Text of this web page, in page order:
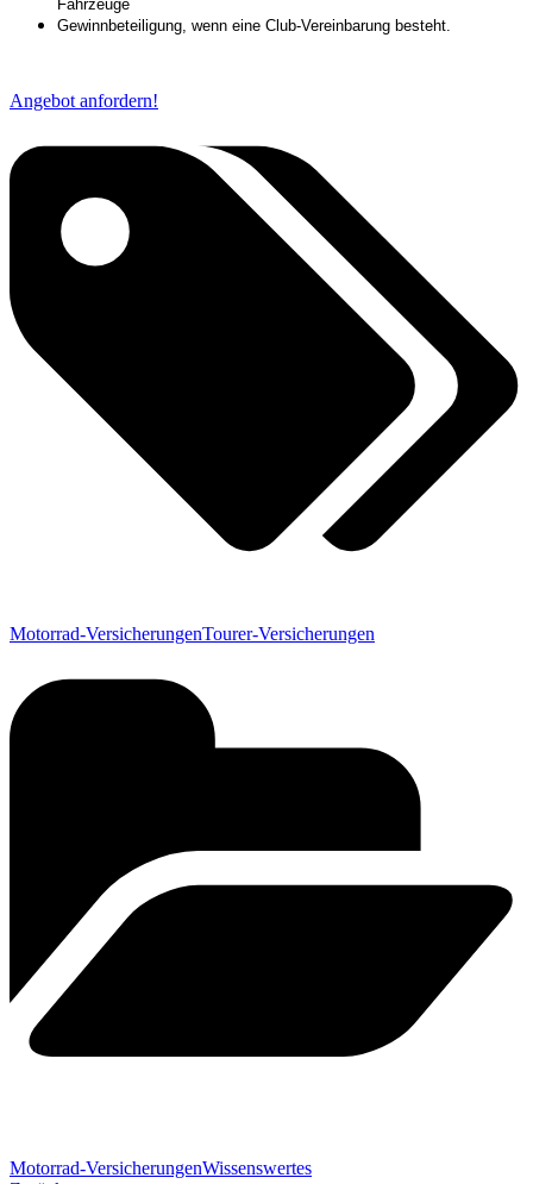
Fahrzeuge
Gewinnbeteiligung, wenn eine Club-Vereinbarung besteht.
Angebot anfordern!
Motorrad-VersicherungenTourer-Versicherungen
Motorrad-VersicherungenWissenswertes